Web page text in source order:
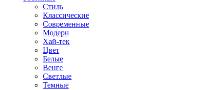
Стиль
Классические
Современные
Модерн
Хай-тек
Цвет
Белые
Венге
Светлые
Темные